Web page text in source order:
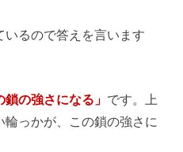
るので答えを言います
鎖の強さになる」 です。上
っかが、この鎖の強さに